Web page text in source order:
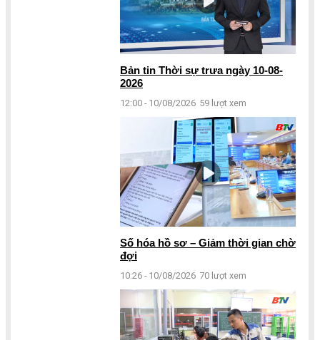
Bản tin Thời sự trưa ngày 10-08-
2026
12:00 - 10/08/2026 59 lượt xem
Số hóa hồ sơ – Giảm thời gian chờ
đợi
10:26 - 10/08/2026 70 lượt xem